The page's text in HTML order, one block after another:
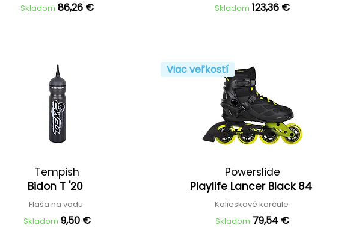
Skladom 86,26 €
Skladom 123,36 €
Tempish
Bidon T '20
Flaša na vodu
Skladom 9,50 €
Viac veľkostí
Powerslide
Playlife Lancer Black 84
Kolieskové korčule
Skladom 79,54 €